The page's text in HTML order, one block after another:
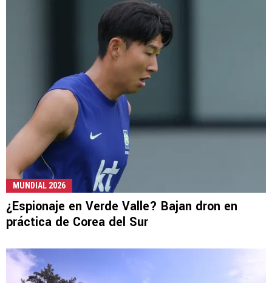
MUNDIAL 2026
¿Espionaje en Verde Valle? Bajan dron en
práctica de Corea del Sur